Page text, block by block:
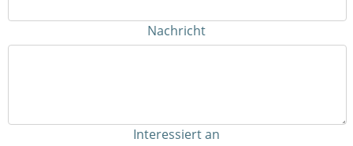
Nachricht
Interessiert an